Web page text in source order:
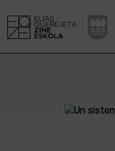
CENTRO DE